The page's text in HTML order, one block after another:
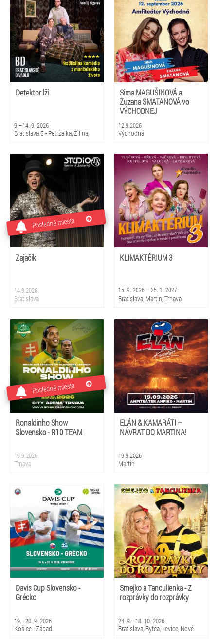
Detektor lži
9.–14. 9. 2026
Bratislava 5 - Petržalka, Žilina,
Sima MAGUŠINOVÁ a
Zuzana SMATANOVÁ vo
VÝCHODNEJ
12.9.2026
Východná
Posledné miesta
Zajačik
14.9.2026
Bratislava
KLIMAKTÉRIUM 3
15. 9. 2026 – 25. 1. 2027
Bratislava, Martin, Trnava,
Mikuláš, Košice, Prešov, Banská
Bystrica, Žilina
Posledné miesta
Ronaldinho Show
Slovensko - R10 TEAM
19.9.2026
Trnava
ELÁN & KAMARÁTI –
NÁVRAT DO MARTINA!
19.9.2026
Martin
Davis Cup Slovensko -
Grécko
19.–20. 9. 2026
Košice - Západ
Smejko a Tanculienka - Z
rozprávky do rozprávky
24. 9.–18. 10. 2026
Bratislava, Bytča, Levice, Nové